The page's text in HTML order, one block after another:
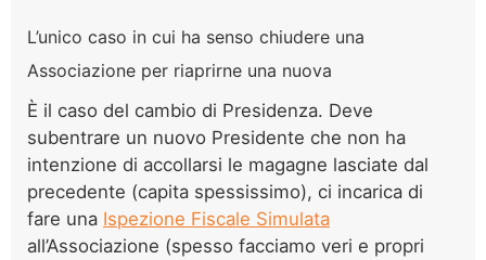
L’unico caso in cui ha senso chiudere una
Associazione per riaprirne una nuova
È il caso del cambio di Presidenza. Deve
subentrare un nuovo Presidente che non ha
intenzione di accollarsi le magagne lasciate dal
precedente (capita spessissimo), ci incarica di
fare una Ispezione Fiscale Simulata
all’Associazione (spesso facciamo veri e propri